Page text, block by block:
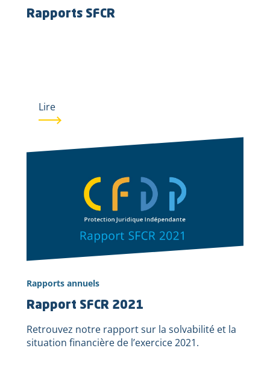
Rapports SFCR
Lire
Rapports annuels
Rapport SFCR 2021
Retrouvez notre rapport sur la solvabilité et la
situation financière de l’exercice 2021.